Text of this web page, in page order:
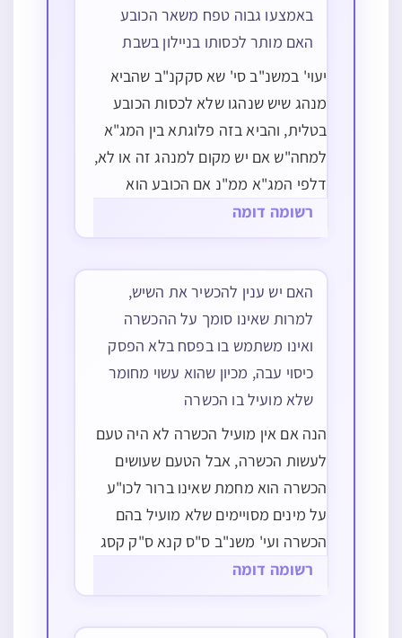
באמצעו גבוה טפח משאר הכובע
האם מותר לכסותו בניילון בשבת
יעוי' במשנ"ב סי' שא סקקנ"ב שהביא
מנהג שיש שנהגו שלא לכסות הכובע
בטלית, והביא בזה פלוגתא בין המג"א
למחה"ש אם יש מקום למנהג זה או לא,
דלפי המג"א ממ"נ אם הכובע הוא
אוהל האיסור בלא הטלית כבר קיימת,
המג"א…
רשומה דומה
האם יש ענין להכשיר את השיש,
למרות שאינו סומך על ההכשרה
ואינו משתמש בו בפסח בלא הפסק
כיסוי עבה, מכיון שהוא עשוי מחומר
שלא מועיל בו הכשרה
הנה אם אין מועיל הכשרה לא היה טעם
לעשות הכשרה, אבל הטעם שעושים
הכשרה הוא מחמת שאינו ברור לכו"ע
על מינים מסויימים שלא מועיל בהם
הכשרה ועי' משנ"ב ס"ס קנא ס"ק קסג
ופמ"ג יו"ד סי' קג שפ"ד ס"ק יז אות א'
רשומה דומה